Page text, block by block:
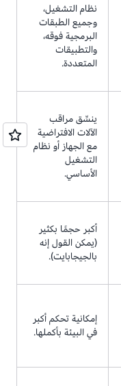
نظام التشغيل،
وجميع الطبقات
البرمجية فوقه،
والتطبيقات
المتعددة.
ينسِّق مراقب
الآلات الافتراضية
مع الجهاز أو نظام
التشغيل
الأساسي.
أكبر حجمًا بكثير
(يمكن القول إنه
بالجيجابايت).
إمكانية تحكم أكبر
في البيئة بأكملها.